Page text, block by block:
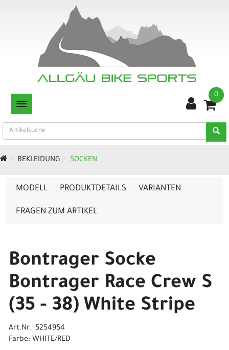
TOGGLE NAVIGATION
0
BEKLEIDUNG SOCKEN
MODELL PRODUKTDETAILS VARIANTEN
FRAGEN ZUM ARTIKEL
Bontrager Socke
Bontrager Race Crew S
(35 - 38) White Stripe
Art.Nr. 5254954
Farbe: WHITE/RED